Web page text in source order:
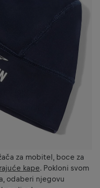
za mobitel, boce za
kape. Pokloni svom
odaberi njegovu